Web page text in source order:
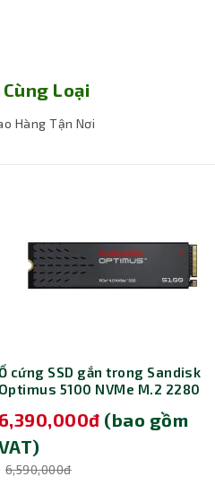
ai muốn nâng cao hiệu suất làm
này không chỉ mạnh mẽ mà còn
Loại
Hàng Tận Nơi
cứng SSD gắn trong Sandisk
Optimus 5100 NVMe M.2 2280
6,390,000đ (bao gồm
6,590,000đ